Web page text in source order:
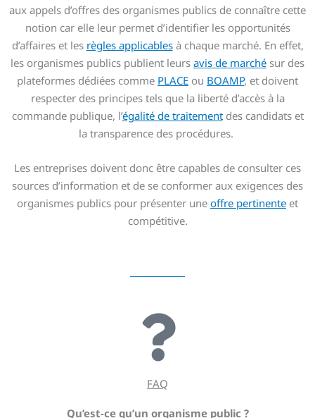
aux appels d’offres des organismes publics de connaître cette
notion car elle leur permet d’identifier les opportunités
d’affaires et les règles applicablesà chaque marché. En effet,
les organismes publics publient leurs avis de marché sur des
plateformes dédiées comme PLACE ou BOAMP, et doivent
respecter des principes tels que la liberté d’accès à la
commande publique, l’égalité de traitementdes candidats et
la transparence des procédures.
Les entreprises doivent donc être capables de consulter ces
sources d’information et de se conformer aux exigences des
organismes publics pour présenter une offre pertinente et
compétitive.
FAQ
Qu’est-ce qu’un organisme public ?